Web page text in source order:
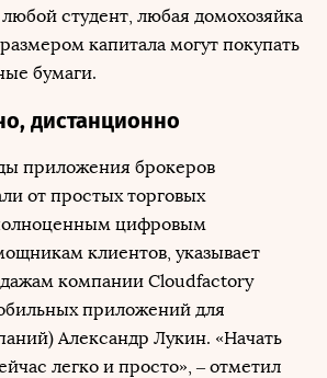
студент, любая домохозяйка
капитала могут покупать
бумаги.
дистанционно
приложения брокеров
от простых торговых
цифровым
клиентов, указывает
компании Cloudfactory
приложений для
Александр Лукин. «Начать
легко и просто», – отметил